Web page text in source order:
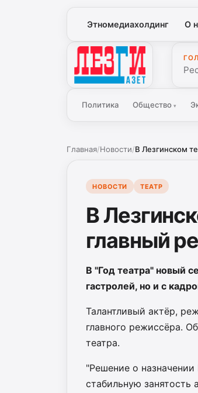
Этномедиахолдинг О
Лезги Газет
Политика Общество▾
Главная/Новости/В Лезгинском
НОВОСТИ ТЕАТР
В
главный
В "Год театра" новый
гастролей, но и с
Талантливый актёр,
главного режиссёра.
театра.
"Решение о
стабильную занятость